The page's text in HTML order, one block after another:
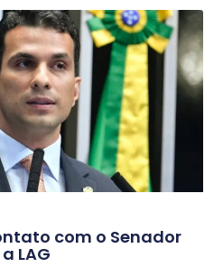
com o Senador
LAG